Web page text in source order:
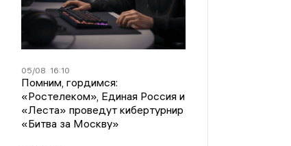
05/08 16:10
Помним, гордимся:
«Ростелеком», Единая Россия и
«Леста» проведут кибертурнир
«Битва за Москву»